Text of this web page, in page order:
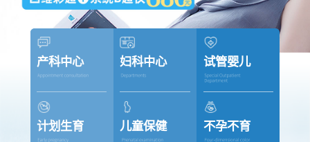
产科中心 妇科中心 试管婴儿
计划生育 儿童保健 不孕不育